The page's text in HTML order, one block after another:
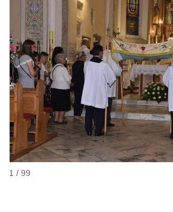
1 / 99